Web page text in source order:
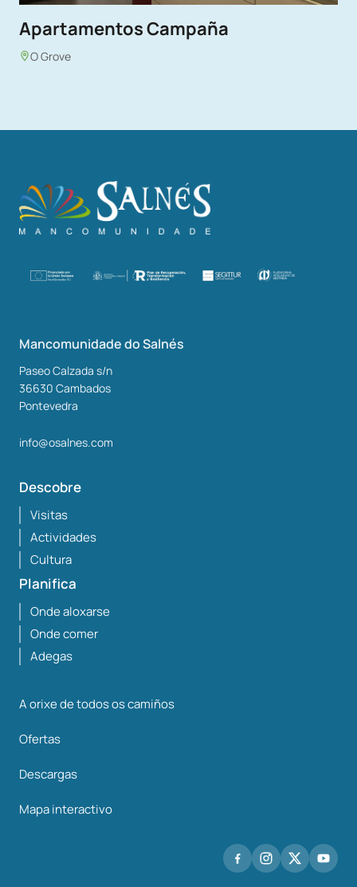
Apartamentos Campaña
O Grove
Mancomunidade do Salnés
Paseo Calzada s/n
36630 Cambados
Pontevedra
info@osalnes.com
Descobre
Visitas
Actividades
Cultura
Planifica
Onde aloxarse
Onde comer
Adegas
A orixe de todos os camiños
Ofertas
Descargas
Mapa interactivo